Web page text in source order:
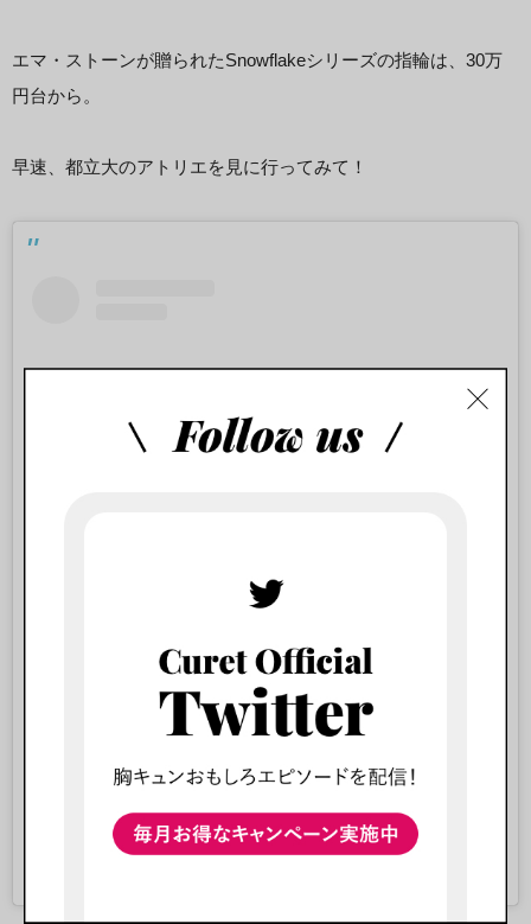
エマ・ストーンが贈られたSnowflakeシリーズの指輪は、30万
円台から。
早速、都立大のアトリエを見に行ってみて！
View this post on Instagram